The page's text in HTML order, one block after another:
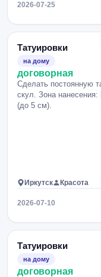
2026-07-25
Татуировки
на дому
договорная
Сделать постоянную
скул. Зона
(до 5 см).
Иркутск Красота
2026-07-10
Татуировки
на дому
договорная